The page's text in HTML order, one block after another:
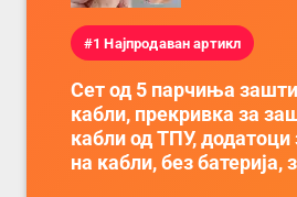
#1 Најпродаван артикл
Сет од 5 парчиња
кабли, прекривка за
кабли од ТПУ, додатоци
на кабли, без батерија,